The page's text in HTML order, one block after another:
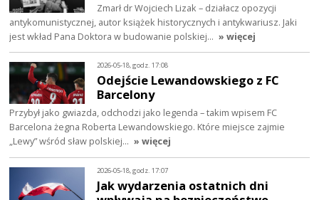
Zmarł dr Wojciech Lizak – działacz opozycji
antykomunistycznej, autor książek historycznych i antykwariusz. Jaki
jest wkład Pana Doktora w budowanie polskiej… » więcej
2026-05-18, godz. 17:08
Odejście Lewandowskiego z FC
Barcelony
Przybył jako gwiazda, odchodzi jako legenda – takim wpisem FC
Barcelona żegna Roberta Lewandowskiego. Które miejsce zajmie
„Lewy” wśród sław polskiej… » więcej
2026-05-18, godz. 17:07
Jak wydarzenia ostatnich dni